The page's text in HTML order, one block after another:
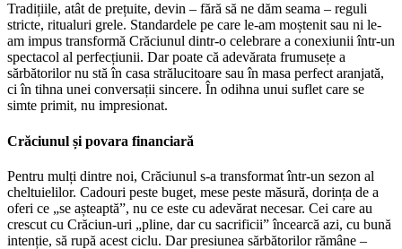
Tradițiile, atât de prețuite, devin – fără să ne dăm seama – reguli
stricte, ritualuri grele. Standardele pe care le-am moștenit sau ni le-
am impus transformă Crăciunul dintr-o celebrare a conexiunii într-un
spectacol al perfecțiunii. Dar poate că adevărata frumusețe a
sărbătorilor nu stă în casa strălucitoare sau în masa perfect aranjată,
ci în tihna unei conversații sincere. În odihna unui suflet care se
simte primit, nu impresionat.
Crăciunul și povara financiară
Pentru mulți dintre noi, Crăciunul s-a transformat într-un sezon al
cheltuielilor. Cadouri peste buget, mese peste măsură, dorința de a
oferi ce „se așteaptă”, nu ce este cu adevărat necesar. Cei care au
crescut cu Crăciun-uri „pline, dar cu sacrificii” încearcă azi, cu bună
intenție, să rupă acest ciclu. Dar presiunea sărbătorilor rămâne –